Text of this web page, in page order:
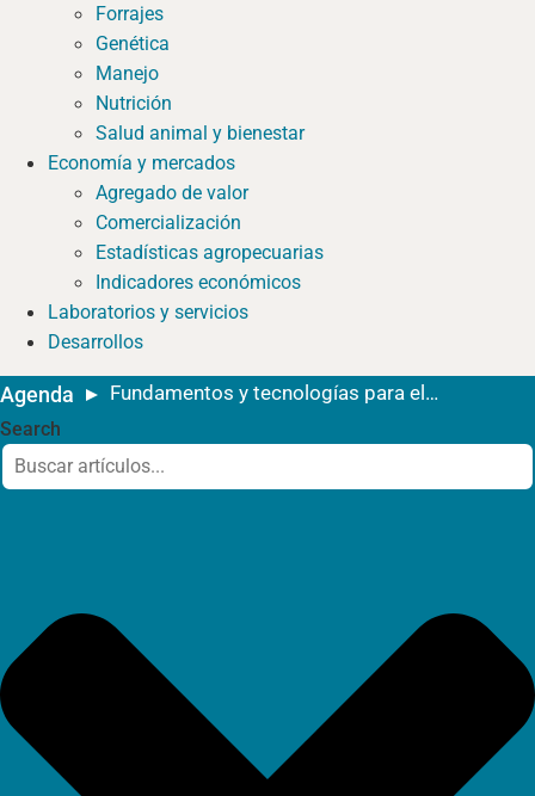
Forrajes
Genética
Manejo
Nutrición
Salud animal y bienestar
Economía y mercados
Agregado de valor
Comercialización
Estadísticas agropecuarias
Indicadores económicos
Laboratorios y servicios
Desarrollos
Agenda Fundamentos y tecnologías para el almacenamiento en silo bolsa
Search